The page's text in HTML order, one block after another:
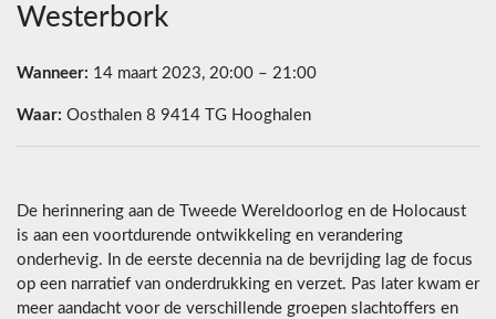
Westerbork
Wanneer: 14 maart 2023, 20:00 – 21:00
Waar: Oosthalen 8 9414 TG Hooghalen
De herinnering aan de Tweede Wereldoorlog en de Holocaust
is aan een voortdurende ontwikkeling en verandering
onderhevig. In de eerste decennia na de bevrijding lag de focus
op een narratief van onderdrukking en verzet. Pas later kwam er
meer aandacht voor de verschillende groepen slachtoffers en